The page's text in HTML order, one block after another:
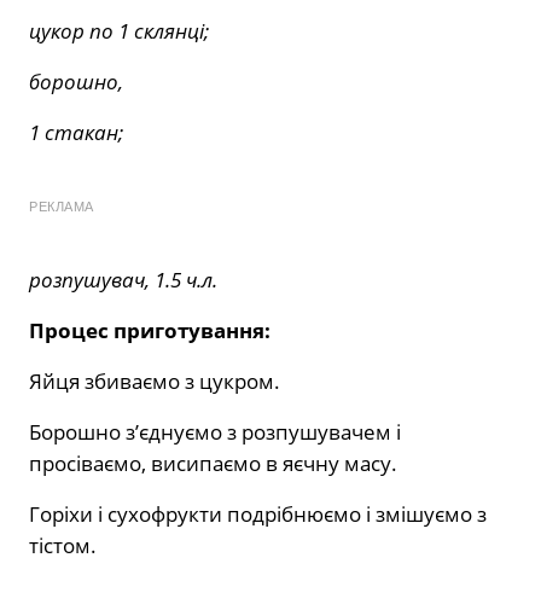
цукор по 1 склянці;
борошно,
1 стакан;
РЕКЛАМА
розпушувач, 1.5 ч.л.
Процес приготування:
Яйця збиваємо з цукром.
Борошно з’єднуємо з розпушувачем і
просіваємо, висипаємо в яєчну масу.
Горіхи і сухофрукти подрібнюємо і змішуємо з
тістом.